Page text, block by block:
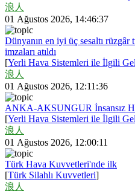
浪人
01 Ağustos 2026, 14:46:37
Dünyanın en iyi üç sesaltı
imzaları atıldı
[Yerli Hava Sistemleri ile İlgili
浪人
01 Ağustos 2026, 12:11:36
ANKA-AKSUNGUR İnsansız
[Yerli Hava Sistemleri ile İlgili
浪人
01 Ağustos 2026, 12:00:11
Türk Hava Kuvvetleri'nde ilk
[Türk Silahlı Kuvvetleri]
浪人